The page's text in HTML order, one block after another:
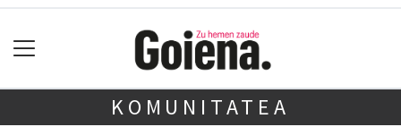
KOMUNITATEA